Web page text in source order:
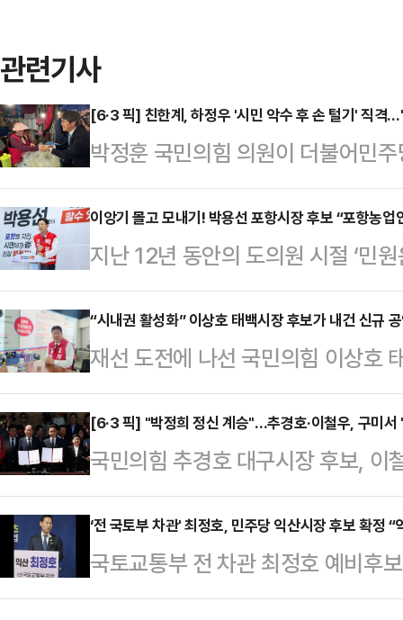
관련기사
[6·3 픽] 친한계, 하정우 '시민 악수 후 손 털기' 직격
박정훈 국민의힘 의원이 더불어민
나선 하정우 전 청와대 AI미래기획
한 뒤 곧바로 손을 터는 장면이 포
은 30일 페이스북에 "유권자와 악
다.앞서 하 전 수석은 전날 보궐선
을 찾아 상인 및 시민들과 인사를
수를 한 직후 손을 터는 모습이 목
"골라도 이런 …
이앙기 몰고 모내기! 박용선 포항시장 후보 “포항농업
지난 12년 동안의 도의원 시절 ‘민
원 해결’ 면에서 두각을 나타냈다
후보가 이앙기를 몰고 모내기 하며
확인시켰다.박 후보는 지난달 30일
쳐진 '한국 쌀전업농 전국대회 성공
민들과 함께 땀을 흘렸다.직접 이앙
"오는 9월 포항서 막을 올리는 '한
로 포항 농…
“시내권 활성화” 이상호 태백시장 후보가 내건 신규
재선 도전에 나선 국민의힘 이상호
본격적인 세몰이에 나섰다. 민선 8
전략을 제시하는 동시에, 당내 인사
속도를 내는 모습이다.이상호 후보
동 등 이른바 ‘시내권’ 활성화를 위
우선 민선 8기부터 추진해 온 기존
‘순직산업전사위령탑 성역화’, ‘꿈
립’ 등 …
[6·3 픽] "박정희 정신 계승"…추경호·이철우, 구미
국민의힘 추경호 대구시장 후보,
전 대통령의 국가발전을 위한 정신
의 발전을 위해 대구경북신공항, 대
질없이 추진하도록 공동 협력하기
미시 박정희 전 대통령 생가를 찾아
‘전 국토부 차관' 최정호, 민주당 익산시장 후보 확정 “
국토교통부 전 차관 최정호 예비후
리했다.최정호 후보는 22일 “위대